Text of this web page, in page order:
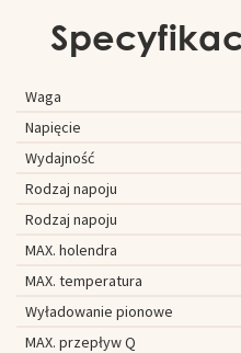
Waga
Napięcie
Wydajność
Rodzaj napoju
Rodzaj napoju
MAX. holendra
MAX. temperatura
Wyładowanie pionowe
MAX. przepływ Q